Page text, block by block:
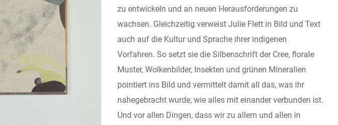
zu entwickeln und an neuen Herausforderungen zu
wachsen. Gleichzeitig verweist Julie Flett in Bild und Text
auch auf die Kultur und Sprache ihrer indigenen
Vorfahren. So setzt sie die Silbenschrift der Cree, florale
Muster, Wolkenbilder, Insekten und grünen Mineralien
pointiert ins Bild und vermittelt damit all das, was ihr
nahegebracht wurde, wie alles mit einander verbunden ist.
Und vor allen Dingen, dass wir zu allem und allen in